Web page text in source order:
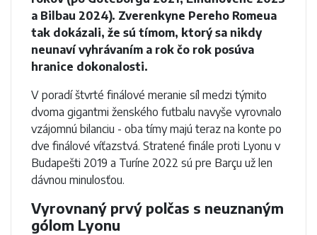
a Bilbau 2024). Zverenkyne Pereho Romeua
tak dokázali, že sú tímom, ktorý sa nikdy
neunaví vyhrávaním a rok čo rok posúva
hranice dokonalosti.
V poradí štvrté finálové meranie síl medzi týmito
dvoma gigantmi ženského futbalu navyše vyrovnalo
vzájomnú bilanciu - oba tímy majú teraz na konte po
dve finálové víťazstvá. Stratené finále proti Lyonu v
Budapešti 2019 a Turíne 2022 sú pre Barçu už len
dávnou minulosťou.
Vyrovnaný prvý polčas s neuznaným
gólom Lyonu